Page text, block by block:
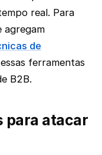
real. Para
agregam
de
ferramentas
B2B.
para atacar